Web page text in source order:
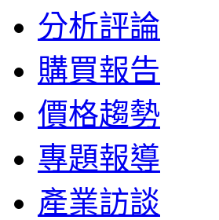
分析評論
購買報告
價格趨勢
專題報導
產業訪談